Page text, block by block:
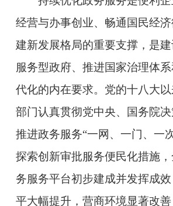
经营与办事创业、畅通国民经
建新发展格局的重要支撑，是
服务型政府、推进国家治理体
代化的内在要求。党的十八大
部门认真贯彻党中央、国务院
推进政务服务“一网、一门、一
探索创新审批服务便民化措施
务服务平台初步建成并发挥成
平大幅提升，营商环境显著改